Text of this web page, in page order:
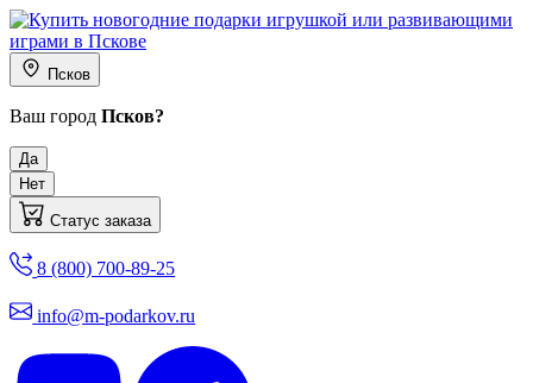
Псков
Ваш город Псков?
Да
Нет
Статус заказа
8 (800) 700-89-25
info@m-podarkov.ru